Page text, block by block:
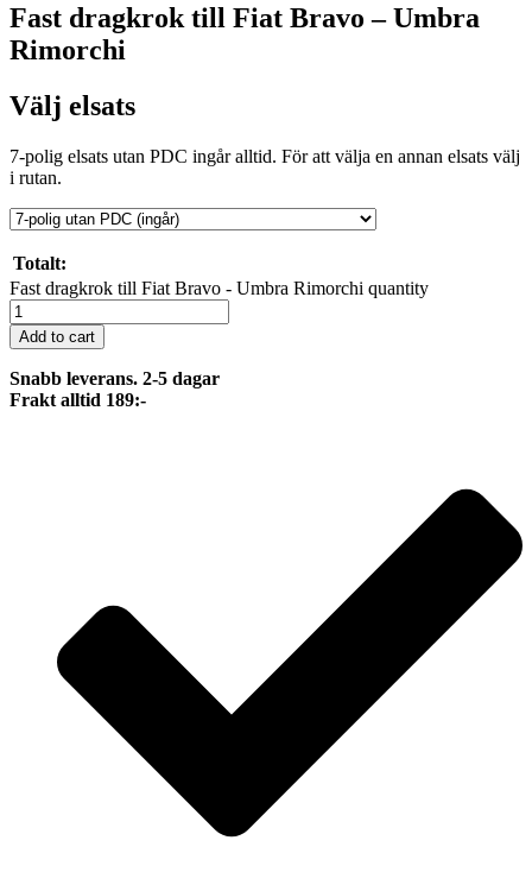
Fast dragkrok till Fiat Bravo – Umbra
Rimorchi
Välj elsats
7-polig elsats utan PDC ingår alltid. För att välja en annan elsats välj
i rutan.
Totalt:
Fast dragkrok till Fiat Bravo - Umbra Rimorchi quantity
Add to cart
Snabb leverans. 2-5 dagar
Frakt alltid 189:-